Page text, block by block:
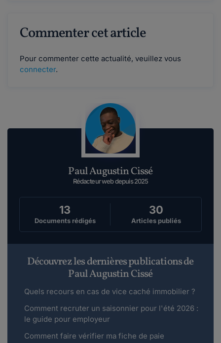
Commenter cet article
Pour commenter cette actualité, veuillez vous
connecter.
Paul Augustin Cissé
Rédacteur web depuis 2025
13
Documents rédigés
30
Articles publiés
Découvrez les dernières publications de
Paul Augustin Cissé
Quels recours en cas de vice caché immobilier ?
Comment recruter un saisonnier pour l'été 2026 :
le guide pour employeur
Comment faire vérifier ma fiche de paie